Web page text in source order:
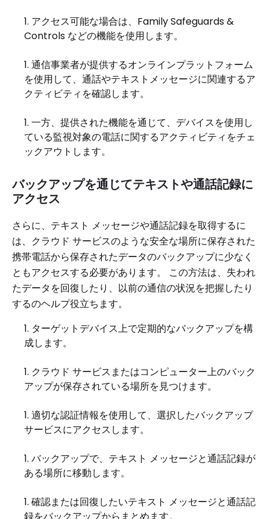
アクセス可能な場合は、Family Safeguards &
Controls などの機能を使用します。
通信事業者が提供するオンラインプラットフォーム
を使用して、通話やテキストメッセージに関連するア
クティビティを確認します。
一方、提供された機能を通じて、デバイスを使用し
ている監視対象の電話に関するアクティビティをチェ
ックアウトします。
バックアップを通じてテキストや通話記録に
アクセス
さらに、テキスト メッセージや通話記録を取得するに
は、クラウド サービスのような安全な場所に保存された
携帯電話から保存されたデータのバックアップに少なく
ともアクセスする必要があります。 この方法は、失われ
たデータを回復したり、以前の通信の状況を把握したり
するのヘルプ役立ちます。
ターゲットデバイス上で定期的なバックアップを構
成します。
クラウド サービスまたはコンピューター上のバック
アップが保存されている場所を見つけます。
適切な認証情報を使用して、選択したバックアップ
サービスにアクセスします。
バックアップで、テキスト メッセージと通話記録が
ある場所に移動します。
確認または回復したいテキスト メッセージと通話記
録をバックアップからまとめます。